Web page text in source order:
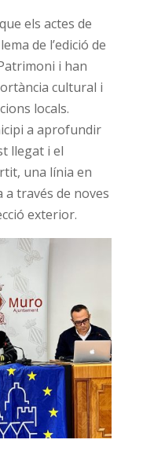
els actes de
de l’edició de
i han
cultural i
locals.
a aprofundir
llegat i el
una línia en
través de noves
exterior.